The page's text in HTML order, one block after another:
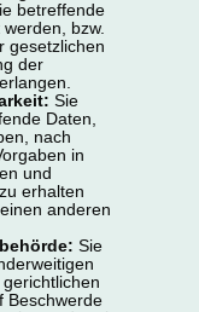
betreffende
bzw.
gesetzlichen
der
Sie
Daten,
nach
in
und
erhalten
anderen
Sie
Beschwerde